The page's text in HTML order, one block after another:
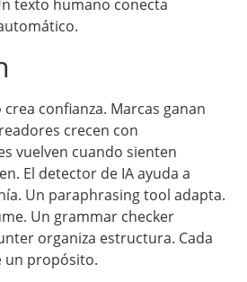
texto humano conecta
confianza. Marcas ganan
crecen con
vuelven cuando sienten
El detector de IA ayuda a
Un paraphrasing tool adapta.
Un grammar checker
organiza estructura. Cada
un propósito.